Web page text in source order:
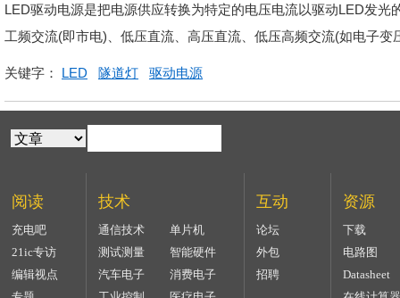
LED驱动电源是把电源供应转换为特定的电压电流以驱动LED发
工频交流(即市电)、低压直流、高压直流、低压高频交流(如电子变
关键字： LED 隧道灯 驱动电源
阅读
充电吧
21ic专访
编辑视点
技术
通信技术
单片机
测试测量
智能硬件
汽车电子
消费电子
互动
论坛
外包
招聘
资源
下载
电路图
Datasheet